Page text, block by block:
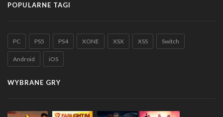
POPULARNE TAGI
PC PS5 PS4 XONE XSX XSS Switch
Android iOS
WYBRANE GRY